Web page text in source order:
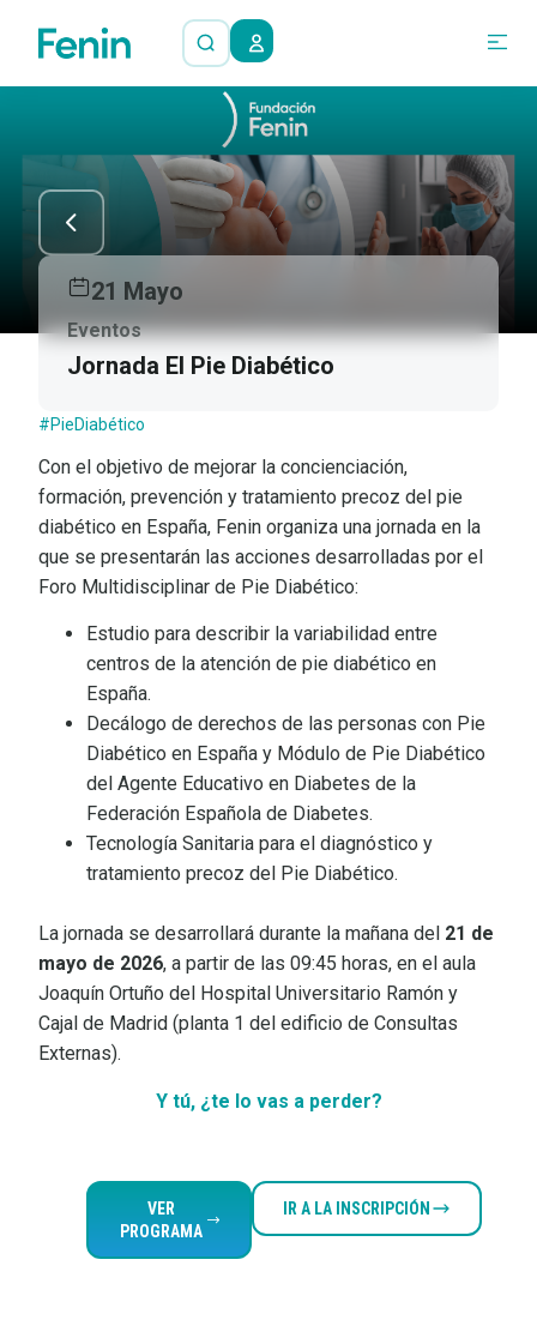
21 Mayo
Eventos
Jornada El Pie Diabético
#PieDiabético
Con el objetivo de mejorar la concienciación,
formación, prevención y tratamiento precoz del pie
diabético en España, Fenin organiza una jornada en la
que se presentarán las acciones desarrolladas por el
Foro Multidisciplinar de Pie Diabético:
Estudio para describir la variabilidad entre
centros de la atención de pie diabético en
España.
Decálogo de derechos de las personas con Pie
Diabético en España y Módulo de Pie Diabético
del Agente Educativo en Diabetes de la
Federación Española de Diabetes.
Tecnología Sanitaria para el diagnóstico y
tratamiento precoz del Pie Diabético.
La jornada se desarrollará durante la mañana del 21 de
mayo de 2026, a partir de las 09:45 horas, en el aula
Joaquín Ortuño del Hospital Universitario Ramón y
Cajal de Madrid (planta 1 del edificio de Consultas
Externas).
Y tú, ¿te lo vas a perder?
VER
PROGRAMA
IR A LA INSCRIPCIÓN